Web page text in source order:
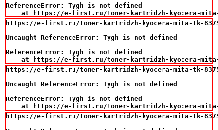
ReferenceError: Tygh is not defined
at https://e-first.ru/toner-kartridzh-kyocera-
https://e-first.ru/toner-kartridzh-kyocera-mita-tk-
Uncaught ReferenceError: Tygh is not defined
ReferenceError: Tygh is not defined
at https://e-first.ru/toner-kartridzh-kyocera-
https://e-first.ru/toner-kartridzh-kyocera-mita-tk-
Uncaught ReferenceError: Tygh is not defined
ReferenceError: Tygh is not defined
at https://e-first.ru/toner-kartridzh-kyocera-
https://e-first.ru/toner-kartridzh-kyocera-mita-tk-